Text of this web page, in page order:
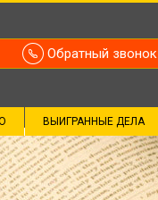
Обратный звонок
ВЫИГРАННЫЕ ДЕЛА